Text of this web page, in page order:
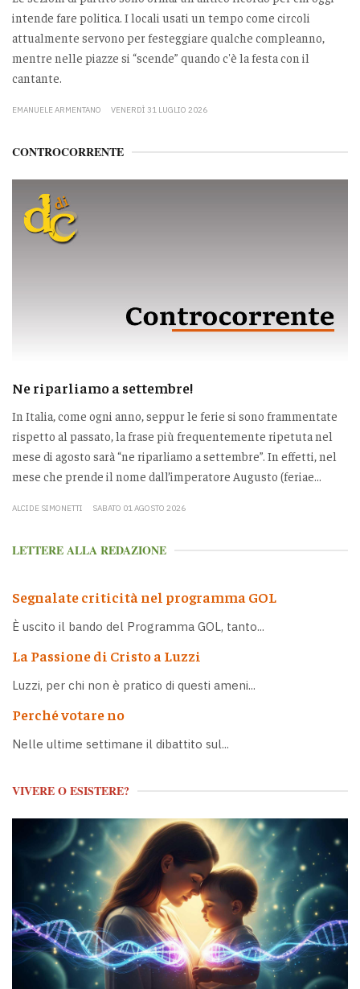
intende fare politica. I locali usati un tempo come circoli
attualmente servono per festeggiare qualche compleanno,
mentre nelle piazze si “scende” quando c'è la festa con il
cantante.
EMANUELE ARMENTANO VENERDÌ 31 LUGLIO 2026
CONTROCORRENTE
Ne riparliamo a settembre!
In Italia, come ogni anno, seppur le ferie si sono frammentate
rispetto al passato, la frase più frequentemente ripetuta nel
mese di agosto sarà “ne riparliamo a settembre”. In effetti, nel
mese che prende il nome dall’imperatore Augusto (feriae...
ALCIDE SIMONETTI SABATO 01 AGOSTO 2026
LETTERE ALLA REDAZIONE
Segnalate criticità nel programma GOL
È uscito il bando del Programma GOL, tanto...
La Passione di Cristo a Luzzi
Luzzi, per chi non è pratico di questi ameni...
Perché votare no
Nelle ultime settimane il dibattito sul...
VIVERE O ESISTERE?